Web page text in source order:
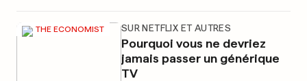
THE ECONOMIST SUR NETFLIX ET AUTRES
Pourquoi vous ne devriez
jamais passer un générique
TV